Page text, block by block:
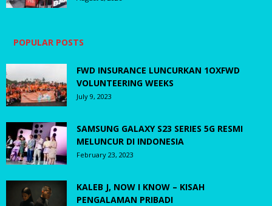
POPULAR POSTS
FWD INSURANCE LUNCURKAN 1OXFWD
VOLUNTEERING WEEKS
July 9, 2023
SAMSUNG GALAXY S23 SERIES 5G RESMI
MELUNCUR DI INDONESIA
February 23, 2023
KALEB J, NOW I KNOW – KISAH
PENGALAMAN PRIBADI